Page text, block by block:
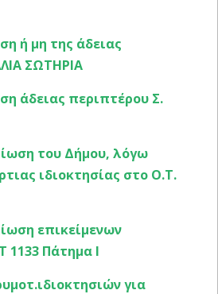
ή μη της άδειας
ΣΩΤΗΡΙΑ
άδειας περιπτέρου Σ.
του Δήμου, λόγω
ιδιοκτησίας στο Ο.Τ.
επικείμενων
1133 Πάτημα Ι
για